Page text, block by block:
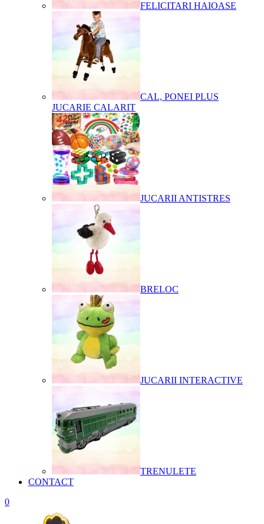
FELICITARI HAIOASE
CAL, PONEI PLUS
JUCARIE CALARIT
JUCARII ANTISTRES
BRELOC
JUCARII INTERACTIVE
TRENULETE
CONTACT
0